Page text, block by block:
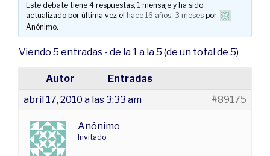
Este debate tiene 4 respuestas, 1 mensaje y ha sido
actualizado por última vez el hace 16 años, 3 mesespor
Anónimo.
Viendo 5 entradas - de la 1 a la 5 (de un total de 5)
Autor
Entradas
abril 17, 2010 a las 3:33 am
#89175
Anónimo
Invitado